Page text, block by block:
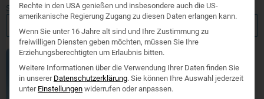
Start/ Produkte verschlagwortet mit „Mittel gegen Rauchverlangen“
Rechte in den USA genießen und insbesondere auch die US-
amerikanische Regierung Zugang zu diesen Daten erlangen kann.
Wenn Sie unter 16 Jahre alt sind und Ihre Zustimmung zu
freiwilligen Diensten geben möchten, müssen Sie Ihre
Erziehungsberechtigten um Erlaubnis bitten.
Weitere Informationen über die Verwendung Ihrer Daten finden Sie
in unserer Datenschutzerklärung. Sie können Ihre Auswahl jederzeit
unter Einstellungen widerrufen oder anpassen.